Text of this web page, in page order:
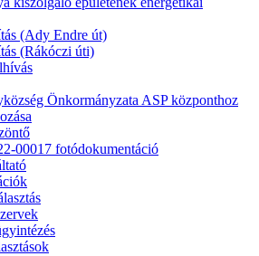
(Ady Endre út)
(Rákóczi úti)
Önkormányzata ASP központhoz
00017 fotódokumentáció